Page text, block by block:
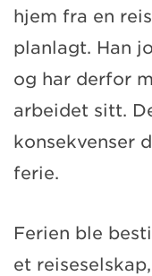
hjem fra en
planlagt. Han
og har derfor
arbeidet sitt.
konsekvenser
ferie.
Ferien ble
et